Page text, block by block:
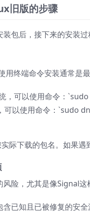
旧版的步骤
包后，接下来的安装
终端命令安装通常是
，可以使用命令：
可以使用命令：`sudo
际下载的包名。如果遇
险，尤其是像Signal这
含已知且已被修复的安